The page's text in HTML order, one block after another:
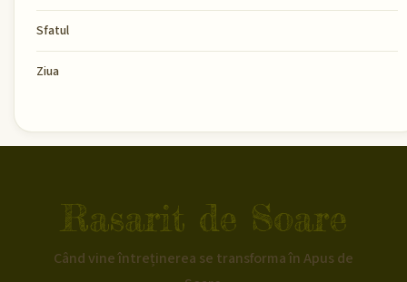
Sfatul
Ziua
Rasarit de Soare
Când vine întreținerea se transforma în Apus de